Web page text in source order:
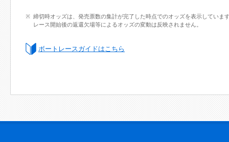
締切時オッズは、発売票数の集計が完了した時点でのオッズを表示していま
レース開始後の返還欠場等によるオッズの変動は反映されません。
ボートレースガイドはこちら